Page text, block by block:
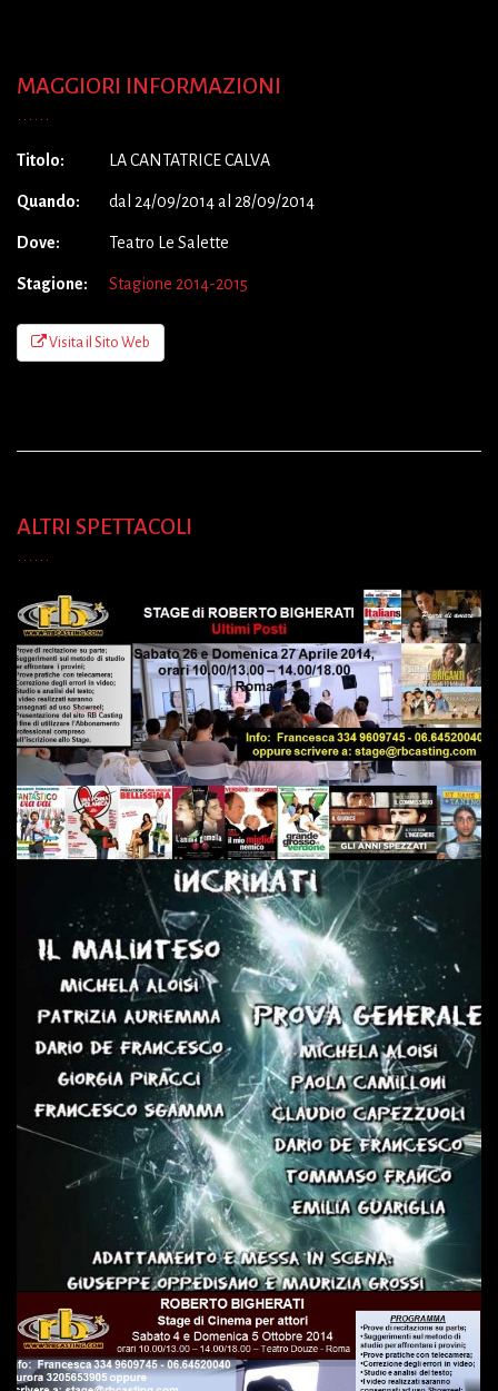
MAGGIORI INFORMAZIONI
Titolo: LA CANTATRICE CALVA
Quando: dal 24/09/2014 al 28/09/2014
Dove: Teatro Le Salette
Stagione: Stagione 2014-2015
Visita il Sito Web
ALTRI SPETTACOLI